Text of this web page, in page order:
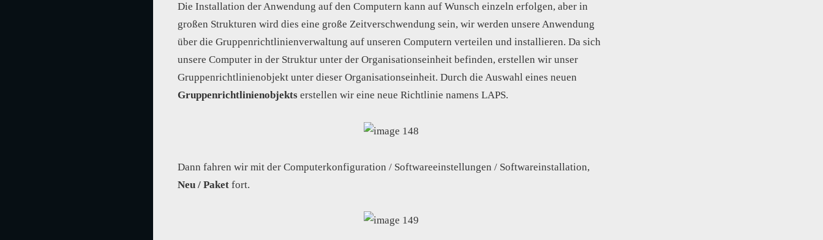
Die Installation der Anwendung auf den Computern kann auf Wunsch einzeln erfolgen, aber in
großen Strukturen wird dies eine große Zeitverschwendung sein, wir werden unsere Anwendung
über die Gruppenrichtlinienverwaltung auf unseren Computern verteilen und installieren. Da sich
unsere Computer in der Struktur unter der Organisationseinheit befinden, erstellen wir unser
Gruppenrichtlinienobjekt unter dieser Organisationseinheit. Durch die Auswahl eines neuen
Gruppenrichtlinienobjekts erstellen wir eine neue Richtlinie namens LAPS.
Dann fahren wir mit der Computerkonfiguration / Softwareeinstellungen / Softwareinstallation,
Neu / Paket fort.